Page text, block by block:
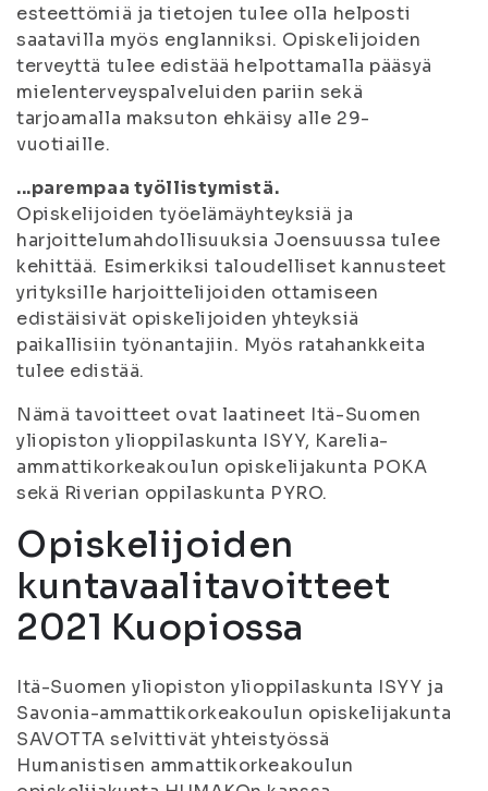
esteettömiä ja tietojen tulee olla helposti
saatavilla myös englanniksi. Opiskelijoiden
terveyttä tulee edistää helpottamalla pääsyä
mielenterveyspalveluiden pariin sekä
tarjoamalla maksuton ehkäisy alle 29-
vuotiaille.
...parempaa työllistymistä.
Opiskelijoiden työelämäyhteyksiä ja
harjoittelumahdollisuuksia Joensuussa tulee
kehittää. Esimerkiksi taloudelliset kannusteet
yrityksille harjoittelijoiden ottamiseen
edistäisivät opiskelijoiden yhteyksiä
paikallisiin työnantajiin. Myös ratahankkeita
tulee edistää.
Nämä tavoitteet ovat laatineet Itä-Suomen
yliopiston ylioppilaskunta ISYY, Karelia-
ammattikorkeakoulun opiskelijakunta POKA
sekä Riverian oppilaskunta PYRO.
Opiskelijoiden
kuntavaalitavoitteet
2021 Kuopiossa
Itä-Suomen yliopiston ylioppilaskunta ISYY ja
Savonia-ammattikorkeakoulun opiskelijakunta
SAVOTTA selvittivät yhteistyössä
Humanistisen ammattikorkeakoulun